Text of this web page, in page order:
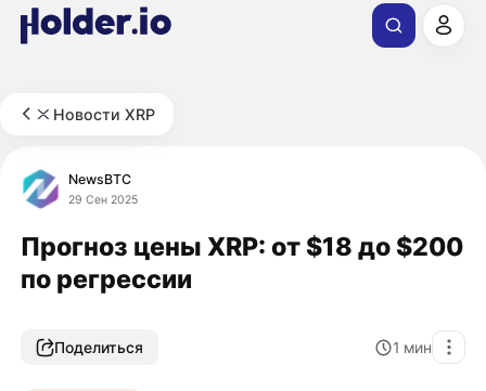
Новости XRP
NewsBTC
29 Сен 2025
Прогноз цены XRP: от $18 до $200
по регрессии
Поделиться 1 мин